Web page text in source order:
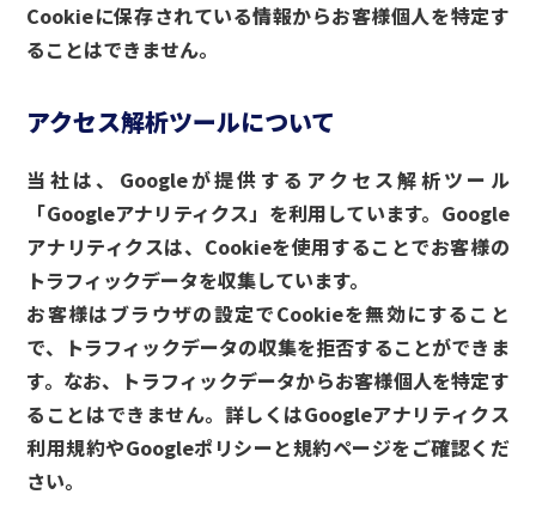
Cookieに保存されている情報からお客様個人を特定す
ることはできません。
アクセス解析ツールについて
当社は、Googleが提供するアクセス解析ツール
「Googleアナリティクス」を利用しています。Google
アナリティクスは、Cookieを使用することでお客様の
トラフィックデータを収集しています。
お客様はブラウザの設定でCookieを無効にすること
で、トラフィックデータの収集を拒否することができま
す。なお、トラフィックデータからお客様個人を特定す
ることはできません。詳しくはGoogleアナリティクス
利用規約やGoogleポリシーと規約ページをご確認くだ
さい。